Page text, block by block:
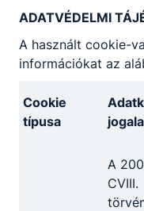
ADATVÉDELMI
A használt cookie-
információkat az
Cookie
típusa
A
CVIII.